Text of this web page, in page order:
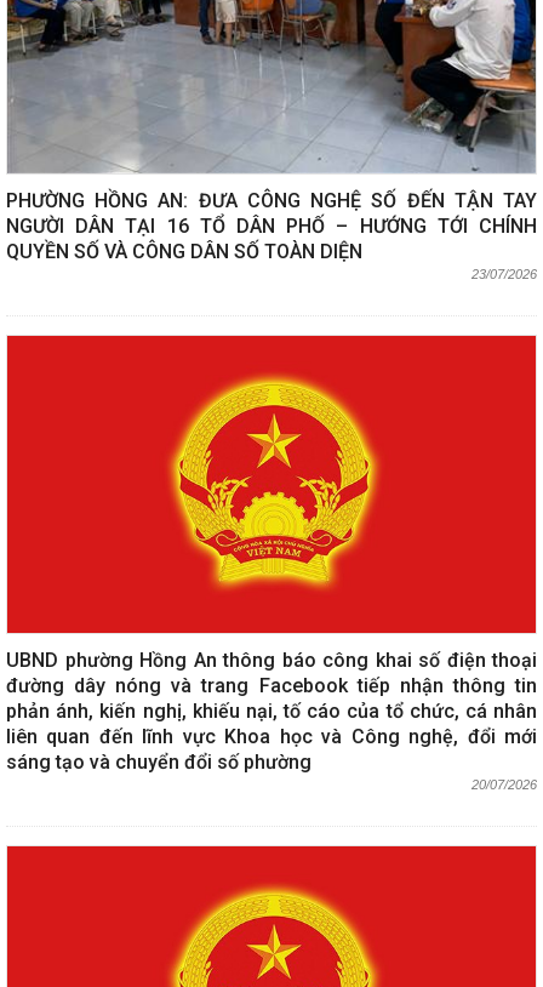
PHƯỜNG HỒNG AN: ĐƯA CÔNG NGHỆ SỐ ĐẾN TẬN TAY
NGƯỜI DÂN TẠI 16 TỔ DÂN PHỐ – HƯỚNG TỚI CHÍNH
QUYỀN SỐ VÀ CÔNG DÂN SỐ TOÀN DIỆN
23/07/2026
UBND phường Hồng An thông báo công khai số điện thoại
đường dây nóng và trang Facebook tiếp nhận thông tin
phản ánh, kiến nghị, khiếu nại, tố cáo của tổ chức, cá nhân
liên quan đến lĩnh vực Khoa học và Công nghệ, đổi mới
sáng tạo và chuyển đổi số phường
20/07/2026